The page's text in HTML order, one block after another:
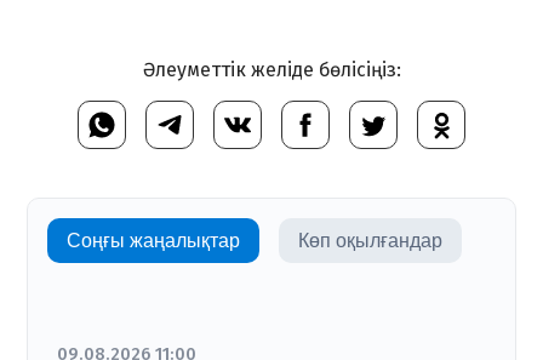
Әлеуметтік желіде бөлісіңіз:
Соңғы жаңалықтар Көп оқылғандар
09.08.2026 11:00